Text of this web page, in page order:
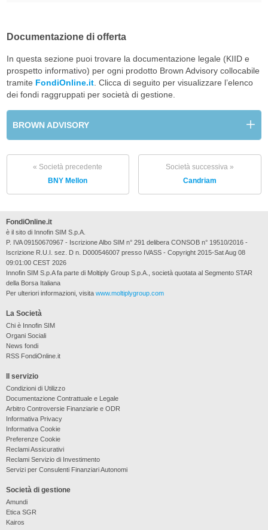
Documentazione di offerta
In questa sezione puoi trovare la documentazione legale (KIID e
prospetto informativo) per ogni prodotto Brown Advisory collocabile
tramite FondiOnline.it. Clicca di seguito per visualizzare l’elenco
dei fondi raggruppati per società di gestione.
BROWN ADVISORY
« Società precedente
BNY Mellon
Società successiva »
Candriam
La Società
Chi è Innofin SIM
Organi Sociali
News fondi
RSS FondiOnline.it
Il servizio
Condizioni di Utilizzo
Documentazione Contrattuale e Legale
Arbitro Controversie Finanziarie e ODR
Informativa Privacy
Informativa Cookie
Preferenze Cookie
Reclami Assicurativi
Reclami Servizio di Investimento
Servizi per Consulenti Finanziari Autonomi
Società di gestione
Amundi
Etica SGR
Kairos
FondiOnline.it
è il sito di Innofin SIM S.p.A.
P. IVA 09150670967 - Iscrizione Albo SIM n° 291 delibera CONSOB n° 19510/2016 -
Iscrizione R.U.I. sez. D n. D000546007 presso IVASS - Copyright 2015-Sat Aug 08
09:01:00 CEST 2026
Innofin SIM S.p.A fa parte di Moltiply Group S.p.A., società quotata al Segmento STAR
della Borsa Italiana
Per ulteriori informazioni, visita www.moltiplygroup.com